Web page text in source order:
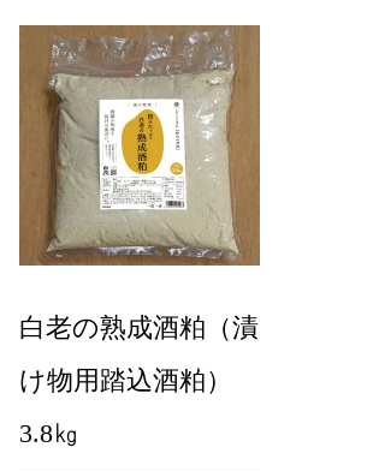
白老の熟成酒粕（漬
け物用踏込酒粕）
3.8㎏